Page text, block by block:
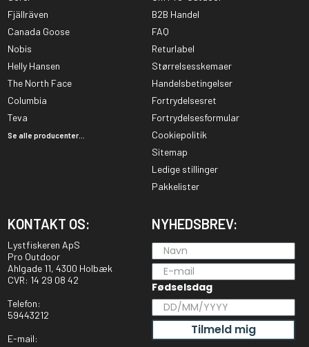
Fjällräven
Canada Goose
Nobis
Helly Hansen
The North Face
Columbia
Teva
Se alle producenter...
B2B Handel
FAQ
Returlabel
Størrelsesskemaer
Handelsbetingelser
Fortrydelsesret
Fortrydelsesformular
Cookiepolitik
Sitemap
Ledige stillinger
Pakkelister
KONTAKT OS:
Lystfiskeren ApS
Pro Outdoor
Ahlgade 11, 4300 Holbæk
CVR: 14 29 08 42
Telefon:
59443212
E-mail:
NYHEDSBREV:
Fødselsdag
Tilmeld mig